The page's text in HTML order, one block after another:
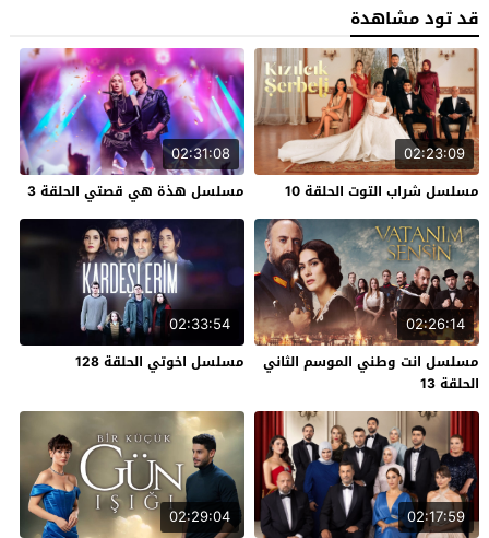
قد تود مشاهدة
02:23:09
مسلسل شراب التوت الحلقة 10
02:31:08
مسلسل هذة هي قصتي الحلقة 3
02:26:14
مسلسل انت وطني الموسم الثاني
الحلقة 13
02:33:54
مسلسل اخوتي الحلقة 128
02:17:59
02:29:04